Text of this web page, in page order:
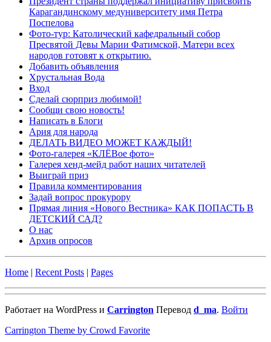
Карагандинскому медуниверситету имя Петра
Поспелова
Фото-тур: Католический кафедральный собор
Пресвятой Девы Марии Фатимской, Матери всех
народов готовят к открытию.
Добавить объявления
Хрустальная Вода
Вход
Сделай сюрприз любимой!
Сообщи свою новость!
Написать в Блоги
Ария для народа
ДЕЛАТЬ ВИДЕО МОЖЕТ КАЖДЫЙ!
Фото-галерея «КЛЁВое фото»
Галерея хенд-мейд работ наших читателей
Выиграй приз
Правила комментирования
Задай вопрос прокурору
Прямая линия «Нового Вестника» КАК ПОПАСТЬ В
ДЕТСКИЙ САД?
О нас
Архив опросов
Home | Recent Posts | Pages
Работает на WordPress и Carrington Перевод d_ma. Войти
Carrington Theme by Crowd Favorite